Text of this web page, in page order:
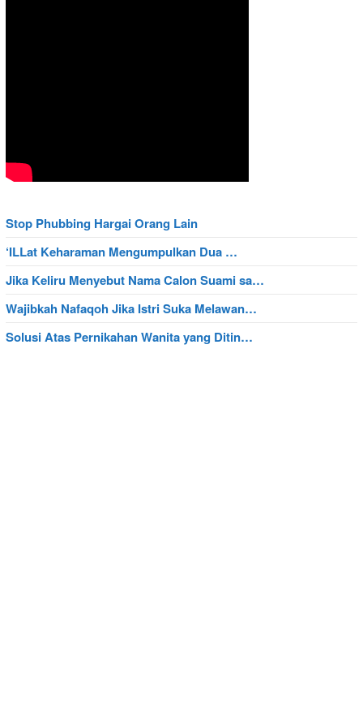
Stop Phubbing Hargai Orang Lain
‘ILLat Keharaman Mengumpulkan Dua …
Jika Keliru Menyebut Nama Calon Suami sa…
Wajibkah Nafaqoh Jika Istri Suka Melawan…
Solusi Atas Pernikahan Wanita yang Ditin…